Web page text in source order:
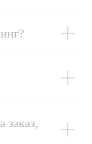
заказ,